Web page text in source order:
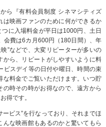
ら『有料会員制度 シネマシティズ
は映画ファンのために何ができるか
に入場料金が平日は1000円、土日
会費は6カ月600円（180日間）、年
”などで、大変リピーターが多いの
ら、リピートがしやすいように料
ビスデイ等の日付や曜日、時間の束
料金でご覧いただけます。いつ貯
時その時がお得なので、遠方から
得です。
ビス”を行なっており、それまでほ
な映画館もあるのかと驚いてもら